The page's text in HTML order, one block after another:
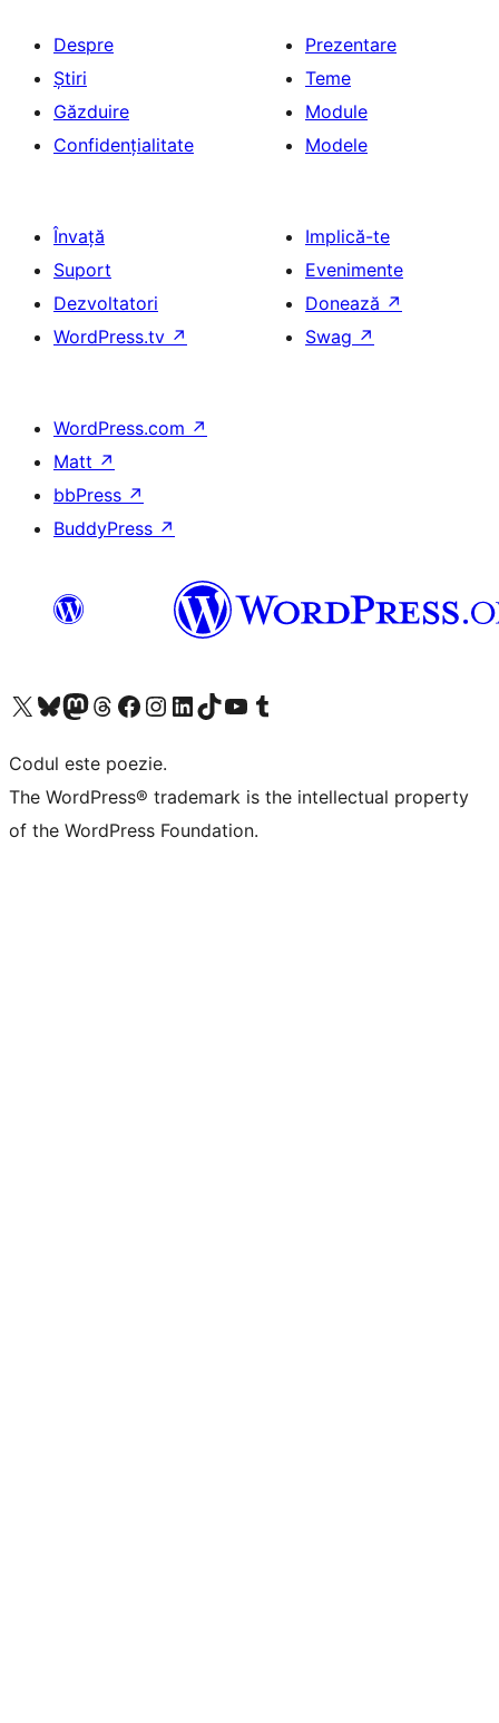
Despre
Știri
Găzduire
Confidențialitate
Prezentare
Teme
Module
Modele
Învață
Suport
Dezvoltatori
WordPress.tv ↗
Implică-te
Evenimente
Donează ↗
Swag ↗
WordPress.com ↗
Matt ↗
bbPress ↗
BuddyPress ↗
Mergi la contul nostru X (fost Twitter)
Vizitează contul nostru Bluesky
Vizitează contul nostru Mastodon
Vizitează contul nostru Threads
Vizitează pagina noastră Facebook
Vizitează-ne pe Instagram
Vizitează-ne pe LinkedIn
Vizitează contul nostru TikTok
Vizitează canalul nostru YouTube
Vizitează contul nostru Tumblr
Codul este poezie.
The WordPress® trademark is the intellectual property
of the WordPress Foundation.